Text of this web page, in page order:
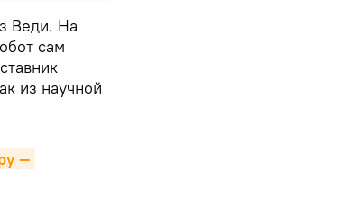
Веди. На
сам
из научной
—